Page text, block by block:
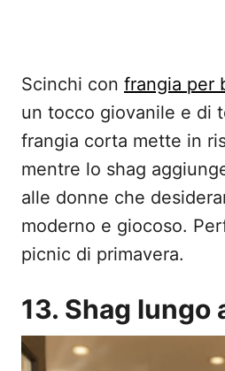
Scinchi con frangia per
un tocco giovanile e di
frangia corta mette in
mentre lo shag
alle donne che
moderno e giocoso.
picnic di primavera.
13. Shag lungo